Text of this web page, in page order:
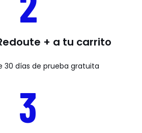
+ a tu carrito
30 días de prueba gratuita
3